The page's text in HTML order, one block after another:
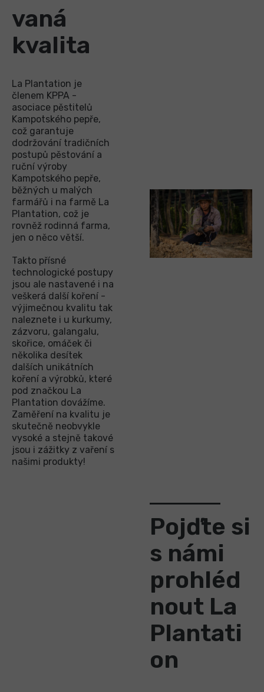
vaná
kvalita
La Plantation je
členem KPPA -
asociace pěstitelů
Kampotského pepře,
což garantuje
dodržování tradičních
postupů pěstování a
ruční výroby
Kampotského pepře,
běžných u malých
farmářů i na farmě La
Plantation, což je
rovněž rodinná farma,
jen o něco větší.
Takto přísné
technologické postupy
jsou ale nastavené i na
veškerá další koření -
výjimečnou kvalitu tak
naleznete i u kurkumy,
zázvoru, galangalu,
skořice, omáček či
několika desítek
dalších unikátních
koření a výrobků, které
pod značkou La
Plantation dovážíme.
Zaměření na kvalitu je
skutečně neobvykle
vysoké a stejně takové
jsou i zážitky z vaření s
našimi produkty!
Pojďte si
s námi
prohléd
nout La
Plantati
on